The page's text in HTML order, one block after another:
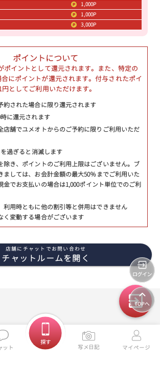
1,000P
1,000P
3,000P
ポイントについて
ポイントとして還元されます。また、特定の
にポイントが還元されます。付与されたポイ
としてご利用いただけます。
された場合に限り還元されます
に還元されます
舗でユメオトからのご予約に限りご利用いただ
過ぎると消滅します
き、ポイントのご利用上限はございません。ブ
ましては、お会計金額の最大50％までご利用いた
金でお支払いの場合は1,000ポイント単位でのご利
用時ともに他の割引等と併用はできません
変動する場合がございます
店舗にチャットでお問い合わせ
チャットルームを開く
ット
探す
写メ日記 マイページ